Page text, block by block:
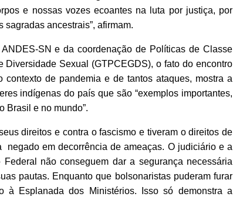
e nossas vozes ecoantes na luta por justiça, por
ancestrais”, afirmam.
SN e da coordenação de Políticas de Classe
Diversidade Sexual (GTPCEGDS), o fato do encontro
de pandemia e de tantos ataques, mostra a
indígenas do país que são “exemplos importantes,
Brasil e no mundo”.
direitos e contra o fascismo e tiveram o direitos de
negadoem decorrência de ameaças. O judiciário e a
não conseguem dar a segurança necessária
pautas. Enquanto que bolsonaristas puderam furar
à Esplanada dos Ministérios. Isso só demonstra a